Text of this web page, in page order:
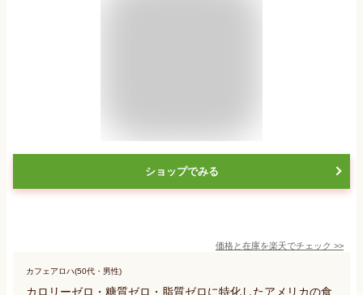
ショップでみる
価格と在庫を楽天でチェック >>
カフェアロハ(50代・男性)
カロリーゼロ・糖質ゼロ・脂質ゼロに特化したアメリカの食